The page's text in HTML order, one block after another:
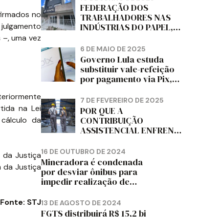
no
uma vez
na Lei
da
Justiça
da Justiça
Fonte: STJ
DIZ FITCH
FEDERAÇÃO DOS
TRABALHADORES NAS
INDÚSTRIAS DO PAPEL,
CORTIÇA E ARTEFATOS
DE PAPEL DO ESTADO DO
PARANÁ – FETRAPEL-PR
6 DE MAIO DE 2025
Governo Lula estuda
substituir vale-refeição
por pagamento via Pix,
7 DE FEVEREIRO DE 2025
POR QUE A
CONTRIBUIÇÃO
ASSISTENCIAL ENFRENTA
TRABALHADORES?
16 DE OUTUBRO DE 2024
Mineradora é condenada
por desviar ônibus para
impedir realização de
13 DE AGOSTO DE 2024
FGTS distribuirá R$ 15,2 bi